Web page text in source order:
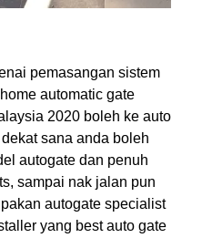
pemasangan sistem
automatic gate
2020 boleh ke auto
sana anda boleh
autogate dan penuh
sampai nak jalan pun
autogate specialist
yang best auto gate